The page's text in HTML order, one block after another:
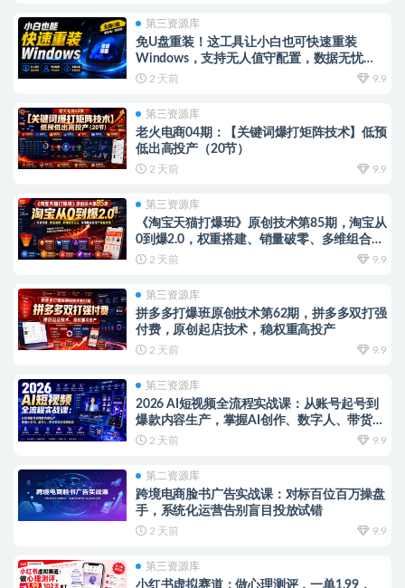
第三资源库
免U盘重装！这工具让小白也可快速重装
Windows，支持无人值守配置，数据无忧
CmzPrep_Rev2
2 天前 9.9
第三资源库
老火电商04期：【关键词爆打矩阵技术】低预
低出高投产（20节）
2 天前 9.9
第三资源库
《淘宝天猫打爆班》原创技术第85期，淘宝从
0到爆2.0，权重搭建、销量破零、多维组合玩
法、全周期起量投产实操教程
2 天前 9.9
第三资源库
拼多多打爆班原创技术第62期，拼多多双打强
付费，原创起店技术，稳权重高投产
2 天前 9.9
第三资源库
2026 AI短视频全流程实战课：从账号起号到
爆款内容生产，掌握AI创作、数字人、带货变
现全链路玩法
2 天前 9.9
第二资源库
跨境电商脸书广告实战课：对标百位百万操盘
手，系统化运营告别盲目投放试错
2 天前 9.9
第三资源库